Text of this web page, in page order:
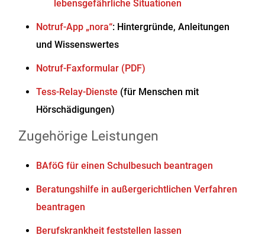
lebensgefährliche Situationen
Notruf-App „nora“: Hintergründe, Anleitungen
und Wissenswertes
Notruf-Faxformular (PDF)
Tess-Relay-Dienste (für Menschen mit
Hörschädigungen)
Zugehörige Leistungen
BAföG für einen Schulbesuch beantragen
Beratungshilfe in außergerichtlichen Verfahren
beantragen
Berufskrankheit feststellen lassen